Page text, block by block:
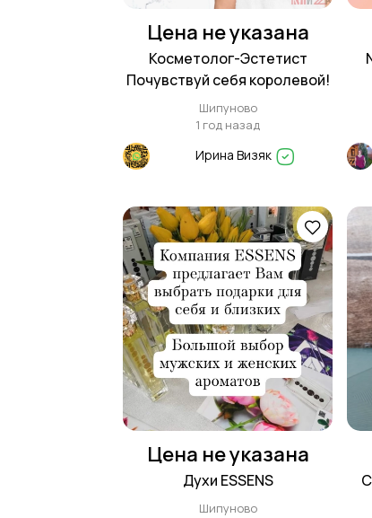
Цена не указана
Косметолог-Эстетист
Почувствуй себя королевой!
Шипуново
1 год назад
Ирина Визяк
Цена не указана
Духи ESSENS
Шипуново